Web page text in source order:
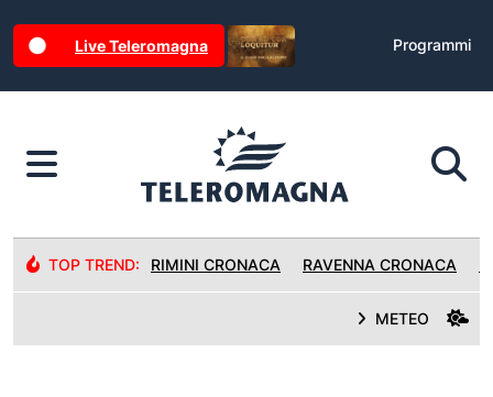
Live Teleromagna Programmi
TOP TREND: RIMINI CRONACA RAVENNA CRONACA
METEO